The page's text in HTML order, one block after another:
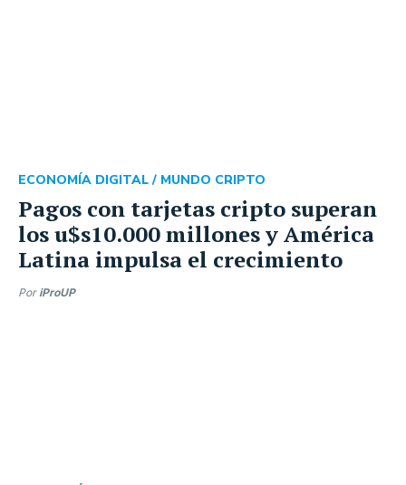
Pagos con tarjetas cripto superan
los u$s10.000 millones y América
Latina impulsa el crecimiento
ECONOMÍA DIGITAL / MUNDO CRIPTO
Por iProUP